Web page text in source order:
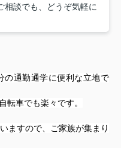
相談でも、どうぞ気軽に
の通勤通学に便利な立地で
転車でも楽々です。
ますので、ご家族が集まり